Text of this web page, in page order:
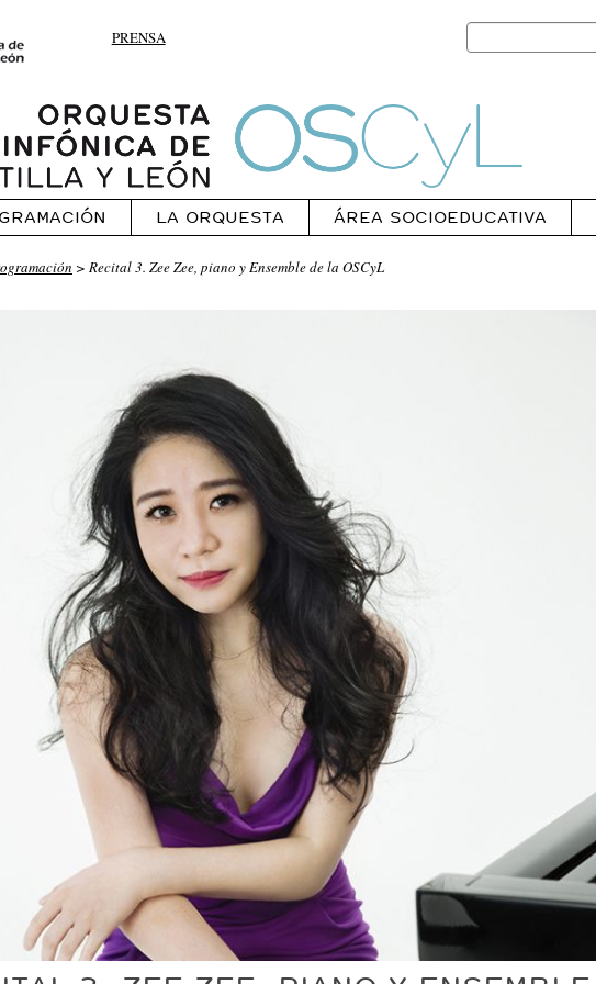
PRENSA
Search
for:
LA ORQUESTA ÁREA SOCIOEDUCATIVA
> Recital 3. Zee Zee, piano y Ensemble de la OSCyL